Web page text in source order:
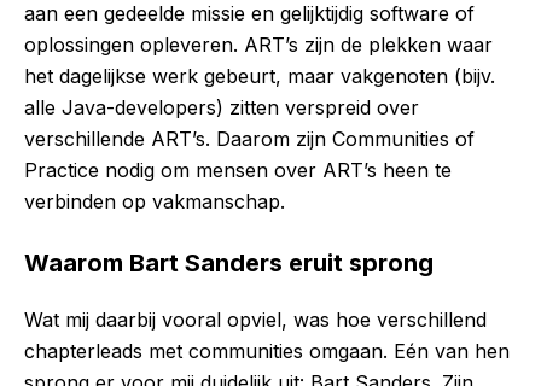
aan een gedeelde missie en gelijktijdig software of
oplossingen opleveren. ART’s zijn de plekken waar
het dagelijkse werk gebeurt, maar vakgenoten (bijv.
alle Java-developers) zitten verspreid over
verschillende ART’s. Daarom zijn Communities of
Practice nodig om mensen over ART’s heen te
verbinden op vakmanschap.
Waarom Bart Sanders eruit sprong
Wat mij daarbij vooral opviel, was hoe verschillend
chapterleads met communities omgaan. Eén van hen